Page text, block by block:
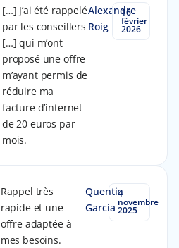
[…] J’ai été rappelé
par les conseillers
[…] qui m’ont
proposé une offre
m’ayant permis de
réduire ma
facture d’internet
de 20 euros par
mois.
Alexandre
Roig
16
février
2026
Rappel très
rapide et une
offre adaptée à
mes besoins.
Quentin
Garcia
4
novembre
2025